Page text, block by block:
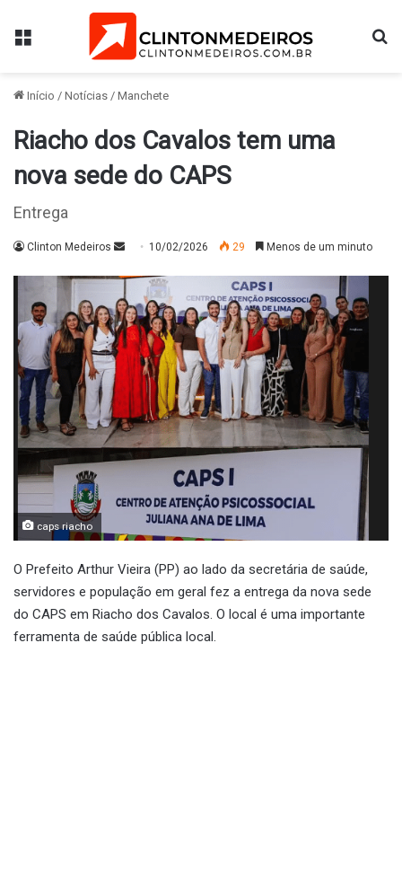
Menu
Início / Notícias / Manchete
Riacho dos Cavalos tem uma
nova sede do CAPS
Entrega
Clinton Medeiros
Mande
mail
10/02/2026 29 Menos de um minuto
caps riacho
O Prefeito Arthur Vieira (PP) ao lado da secretária de saúde,
servidores e população em geral fez a entrega da nova sede
do CAPS em Riacho dos Cavalos. O local é uma importante
ferramenta de saúde pública local.